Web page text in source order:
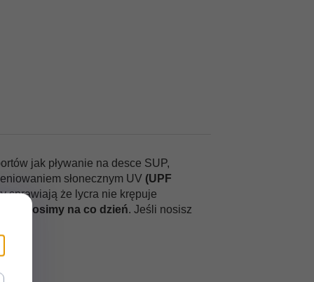
jak pływanie na desce SUP,
słonecznym UV (UPF
sprawiają że lycra nie krępuje
nosimy na co dzień. Jeśli nosisz